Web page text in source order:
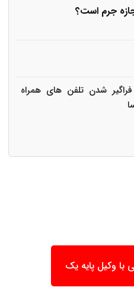
جرم است؟
شدن تلفن های همراه
با وکیل پایه یک